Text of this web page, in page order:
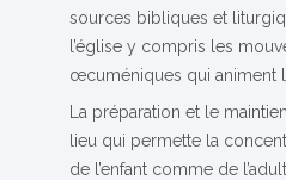
sources bibliques et
l’église y compris les
œcuméniques qui animent
La préparation et le
lieu qui permette la
de l’enfant comme de